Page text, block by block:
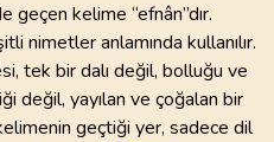
geçen kelime “efnân”dır.
nimetler anlamında kullanılır.
tek bir dalı değil, bolluğu ve
değil, yayılan ve çoğalan bir
geçtiği yer, sadece dil